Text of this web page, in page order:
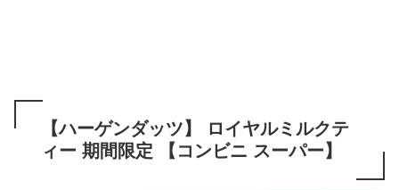
【ハーゲンダッツ】 ロイヤルミルクテ
ィー 期間限定 【コンビニ スーパー】